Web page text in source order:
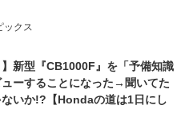
ックス
】新型『CB1000F』を「予備知識
ーすることになった→聞いてた
いか!?【Hondaの道は1日にし